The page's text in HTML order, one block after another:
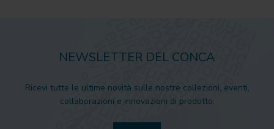
NEWSLETTER DEL CONCA
Ricevi tutte le ultime novità sulle nostre collezioni, eventi,
collaborazioni e innovazioni di prodotto.